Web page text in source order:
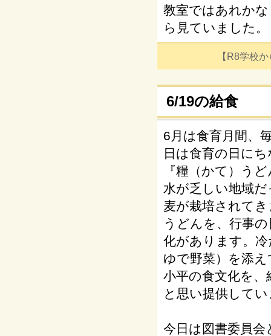
教室ではあれか
ら見ていました。
【R8学校
6/19の給食
6月は食育月間、
日は食育の日に
『糧（かて）う
水が乏しい地域
麦が栽培されて
うどんを、行事
化があります。
ゆで野菜）を添
小平の食文化を
と思い提供して
今日は図書委員